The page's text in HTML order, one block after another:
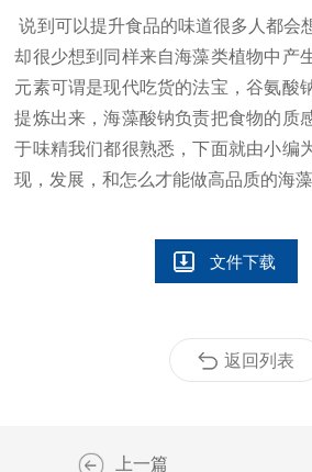
说到可以提升食品的味道很多人都会
却很少想到同样来自海藻类植物中产
元素可谓是现代吃货的法宝，谷氨酸
提炼出来，海藻酸钠负责把食物的质
于味精我们都很熟悉，下面就由小编
现，发展，和怎么才能做高品质的海藻
文件下载
返回列表
上一篇